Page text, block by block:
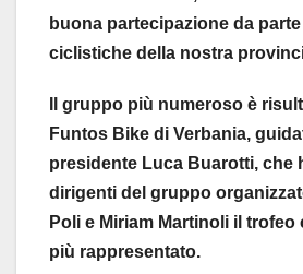
buona partecipazione da
ciclistiche della nostra
Il gruppo più numeroso è
Funtos Bike di Verbania,
presidente Luca Buarotti, che
dirigenti del gruppo
Poli e Miriam Martinoli il
più rappresentato.